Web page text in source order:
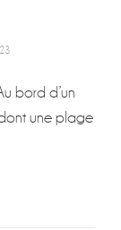
bord d’un
une plage